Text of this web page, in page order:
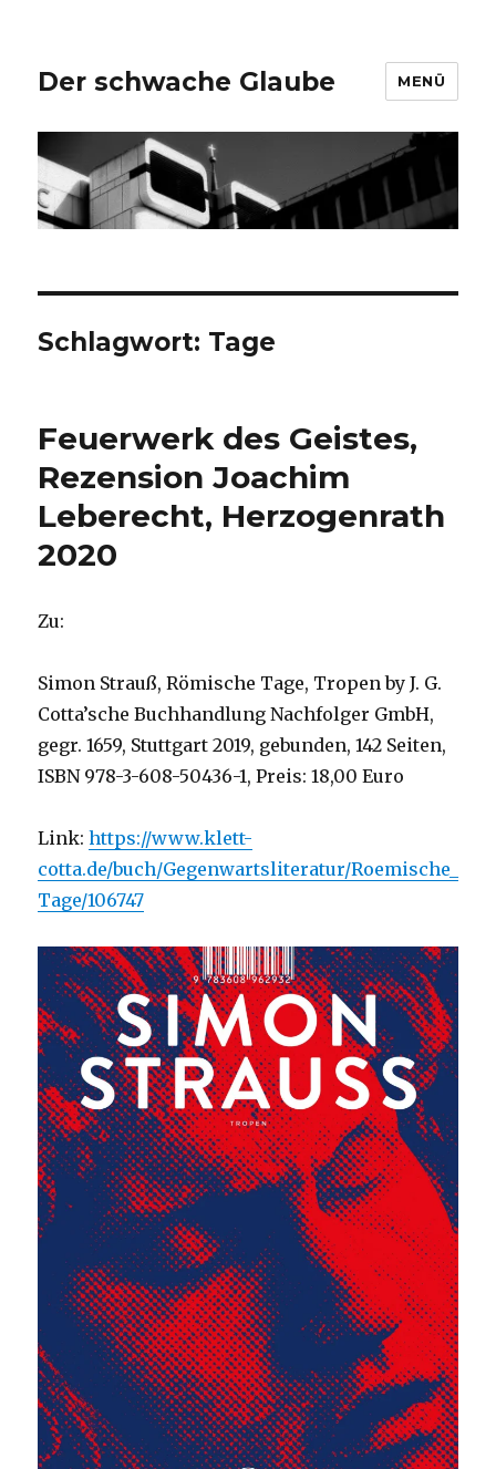
Der schwache Glaube MENÜ
Schlagwort: Tage
Feuerwerk des Geistes,
Rezension Joachim
Leberecht, Herzogenrath
2020
Zu:
Simon Strauß, Römische Tage, Tropen by J. G.
Cotta’sche Buchhandlung Nachfolger GmbH,
gegr. 1659, Stuttgart 2019, gebunden, 142 Seiten,
ISBN 978-3-608-50436-1, Preis: 18,00 Euro
Link:https://www.klett-
cotta.de/buch/Gegenwartsliteratur/Roemische_
Tage/106747